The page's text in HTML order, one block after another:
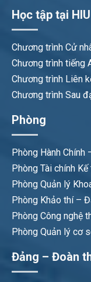
Học tập tại HIU
Chương trình Cử
Chương trình tiếng
Chương trình Liên
Chương trình Sau
Phòng
Phòng Hành Chính
Phòng Tài chính Kế
Phòng Quản lý
Phòng Khảo thí –
Phòng Công nghệ
Phòng Quản lý cơ
Đảng – Đoàn